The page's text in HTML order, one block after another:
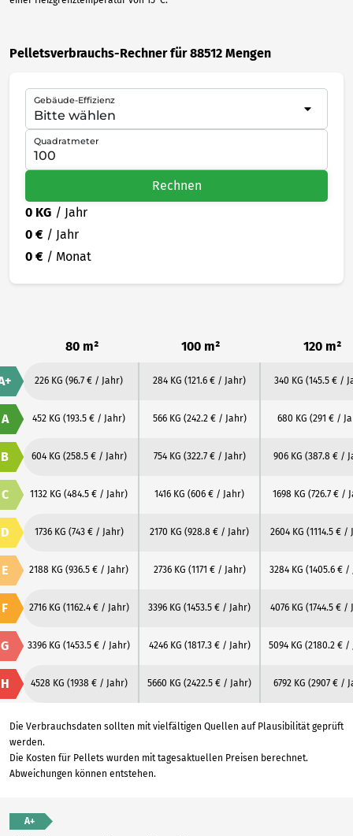
Pelletsverbrauchs-Rechner für 88512 Mengen
Gebäude-Effizienz
Quadratmeter
Rechnen
0 KG / Jahr
0 € / Jahr
0 € / Monat
80 m² 100 m² 120 m²
226 KG (96.7 € / Jahr) 284 KG (121.6 € / Jahr) 340 KG (145.5 € /
A 452 KG (193.5 € / Jahr) 566 KG (242.2 € / Jahr) 680 KG (291 € /
B 604 KG (258.5 € / Jahr) 754 KG (322.7 € / Jahr) 906 KG (387.8 € /
C 1132 KG (484.5 € / Jahr) 1416 KG (606 € / Jahr) 1698 KG (726.7 € /
D 1736 KG (743 € / Jahr) 2170 KG (928.8 € / Jahr) 2604 KG (1114.5 € /
E 2188 KG (936.5 € / Jahr) 2736 KG (1171 € / Jahr) 3284 KG (1405.6 € /
F 2716 KG (1162.4 € / Jahr) 3396 KG (1453.5 € / Jahr) 4076 KG (1744.5 € /
G 3396 KG (1453.5 € / Jahr) 4246 KG (1817.3 € / Jahr) 5094 KG (2180.2 € /
H 4528 KG (1938 € / Jahr) 5660 KG (2422.5 € / Jahr) 6792 KG (2907 € /
Die Verbrauchsdaten sollten mit vielfältigen Quellen auf Plausibilität geprüft
werden.
Die Kosten für Pellets wurden mit tagesaktuellen Preisen berechnet.
Abweichungen können entstehen.
A+